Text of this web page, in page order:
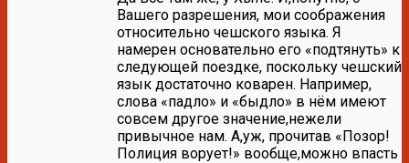
Вашего разрешения, мои соображения
относительно чешского языка. Я
намерен основательно его «подтянуть» к
следующей поездке, поскольку чешский
язык достаточно коварен. Например,
слова «падло» и «быдло» в нём имеют
совсем другое значение,нежели
привычное нам. А,уж, прочитав «Позор!
Полиция ворует!» вообще,можно впасть